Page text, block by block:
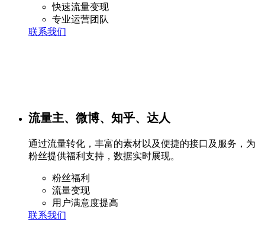
快速流量变现
专业运营团队
联系我们
流量主、微博、知乎、达人
通过流量转化，丰富的素材以及便捷的接口及服务，为
粉丝提供福利支持，数据实时展现。
粉丝福利
流量变现
用户满意度提高
联系我们